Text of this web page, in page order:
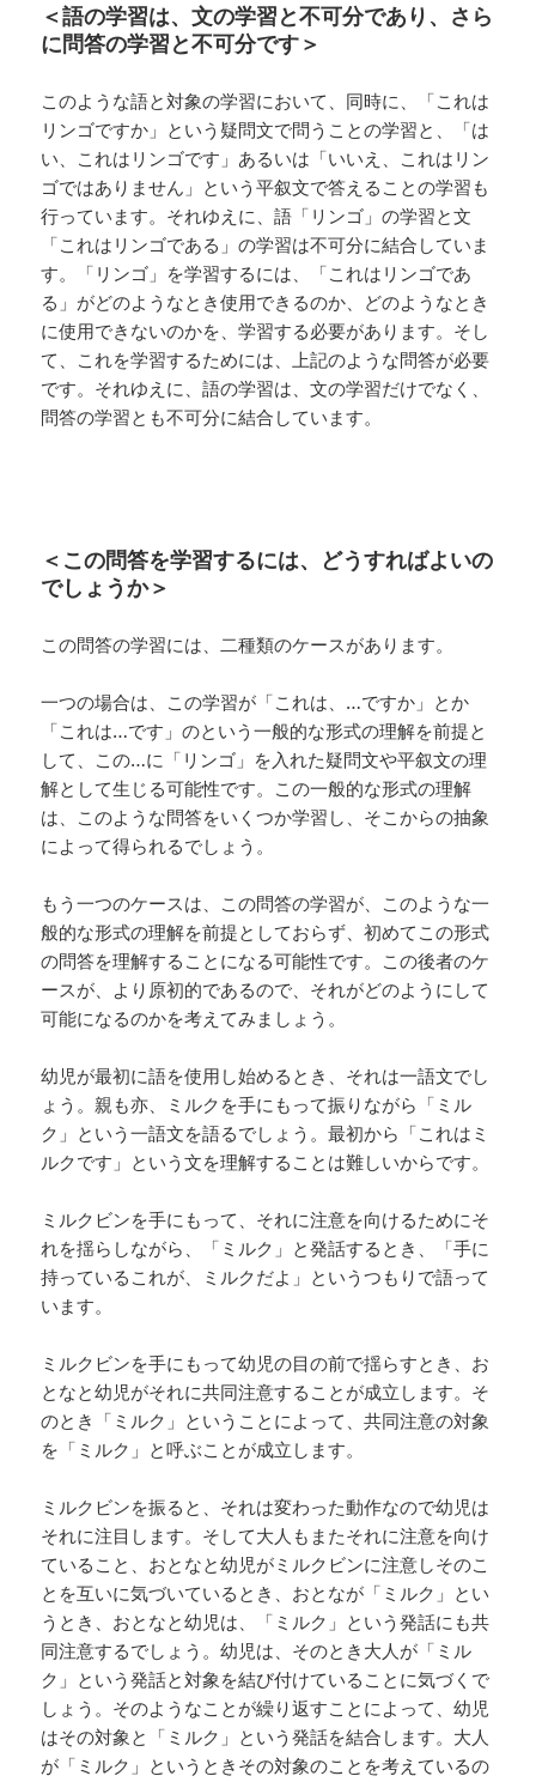
＜語の学習は、文の学習と不可分であり、さら
に問答の学習と不可分です＞
このような語と対象の学習において、同時に、「これは
リンゴですか」という疑問文で問うことの学習と、「は
い、これはリンゴです」あるいは「いいえ、これはリン
ゴではありません」という平叙文で答えることの学習も
行っています。それゆえに、語「リンゴ」の学習と文
「これはリンゴである」の学習は不可分に結合していま
す。「リンゴ」を学習するには、「これはリンゴであ
る」がどのようなとき使用できるのか、どのようなとき
に使用できないのかを、学習する必要があります。そし
て、これを学習するためには、上記のような問答が必要
です。それゆえに、語の学習は、文の学習だけでなく、
問答の学習とも不可分に結合しています。
＜この問答を学習するには、どうすればよいの
でしょうか＞
この問答の学習には、二種類のケースがあります。
一つの場合は、この学習が「これは、…ですか」とか
「これは…です」のという一般的な形式の理解を前提と
して、この…に「リンゴ」を入れた疑問文や平叙文の理
解として生じる可能性です。この一般的な形式の理解
は、このような問答をいくつか学習し、そこからの抽象
によって得られるでしょう。
もう一つのケースは、この問答の学習が、このような一
般的な形式の理解を前提としておらず、初めてこの形式
の問答を理解することになる可能性です。この後者のケ
ースが、より原初的であるので、それがどのようにして
可能になるのかを考えてみましょう。
幼児が最初に語を使用し始めるとき、それは一語文でし
ょう。親も亦、ミルクを手にもって振りながら「ミル
ク」という一語文を語るでしょう。最初から「これはミ
ルクです」という文を理解することは難しいからです。
ミルクビンを手にもって、それに注意を向けるためにそ
れを揺らしながら、「ミルク」と発話するとき、「手に
持っているこれが、ミルクだよ」というつもりで語って
います。
ミルクビンを手にもって幼児の目の前で揺らすとき、お
となと幼児がそれに共同注意することが成立します。そ
のとき「ミルク」ということによって、共同注意の対象
を「ミルク」と呼ぶことが成立します。
ミルクビンを振ると、それは変わった動作なので幼児は
それに注目します。そして大人もまたそれに注意を向け
ていること、おとなと幼児がミルクビンに注意しそのこ
とを互いに気づいているとき、おとなが「ミルク」とい
うとき、おとなと幼児は、「ミルク」という発話にも共
同注意するでしょう。幼児は、そのとき大人が「ミル
ク」という発話と対象を結び付けていることに気づくで
しょう。そのようなことが繰り返すことによって、幼児
はその対象と「ミルク」という発話を結合します。大人
が「ミルク」というときその対象のことを考えているの